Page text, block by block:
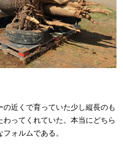
近くで育っていた少し縦長のも
わってくれていた。本当にどちら
ォルムである。